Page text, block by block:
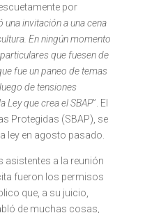
por
una invitación a una cena
En ningún momento
que fuesen de
fue un paneo de temas
de tensiones
que crea el SBAP”. El
Protegidas (SBAP), se
ley en agosto pasado.
asistentes a la reunión
fueron los permisos
que, a su juicio,
de muchas cosas,